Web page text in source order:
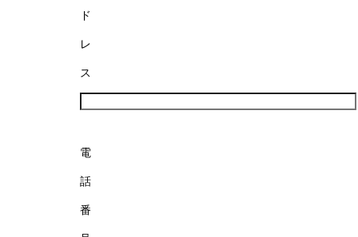
ド
レ
ス
電
話
番